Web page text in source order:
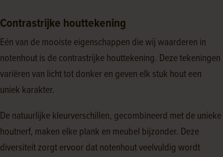
Contrastrijke houttekening
Eén van de mooiste eigenschappen die wij waarderen in
notenhout is de contrastrijke houttekening. Deze tekeningen
variëren van licht tot donker en geven elk stuk hout een
uniek karakter.
De natuurlijke kleurverschillen, gecombineerd met de unieke
houtnerf, maken elke plank en meubel bijzonder. Deze
diversiteit zorgt ervoor dat notenhout veelvuldig wordt